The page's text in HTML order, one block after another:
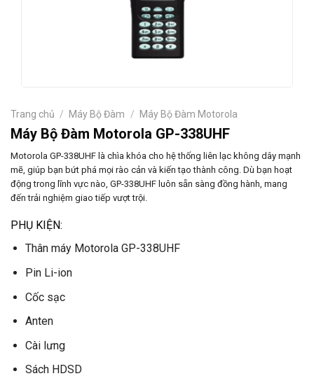
Trang chủ / Máy Bộ Đàm / Máy Bộ Đàm Motorola
Máy Bộ Đàm Motorola GP-338UHF
Motorola GP-338UHF là chìa khóa cho hệ thống liên lạc không dây mạnh
mẽ, giúp bạn bứt phá mọi rào cản và kiến tạo thành công. Dù bạn hoạt
động trong lĩnh vực nào, GP-338UHF luôn sẵn sàng đồng hành, mang
đến trải nghiệm giao tiếp vượt trội.
PHỤ KIỆN:
Thân máy Motorola GP-338UHF
Pin Li-ion
Cốc sạc
Anten
Cài lưng
Sách HDSD